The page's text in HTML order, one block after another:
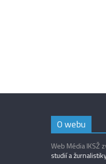
O webu
Web Média IKSŽ
studií a